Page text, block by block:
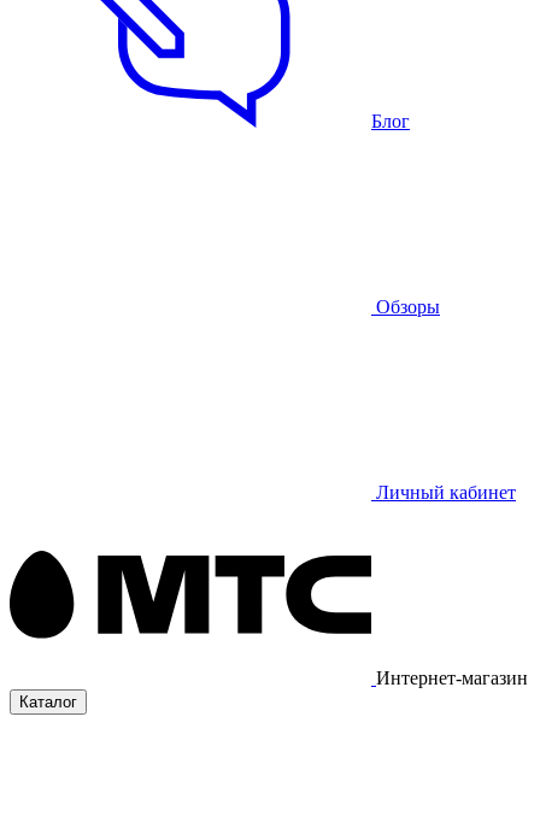
Блог
Обзоры
Личный кабинет
Интернет-магазин
Каталог